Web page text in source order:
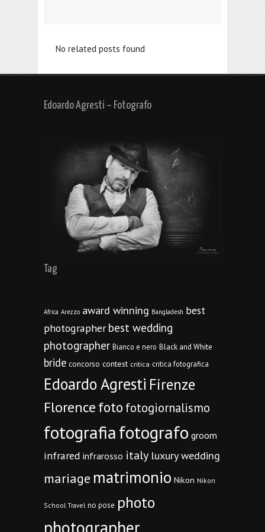
No related posts found
Edoardo Agresti – Fotografo
Tag
Africa Arezzo award winning Bangladesh best
photographer best wedding
photographer Bianco e nero Black and White
bride concorso contest critica critica fotografica
Edoardo Agresti Firenze
Florencefoto fotogiornalismo
fotografiafotografo groom
infrared infrarosso italy luxury wedding
mariage matrimonio Nikon Nikon
School Travel no pose photo